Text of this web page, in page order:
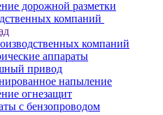
дорожной разметки
компаний
компаний
аппараты
привод
напыление
огнезащит
с бензопроводом